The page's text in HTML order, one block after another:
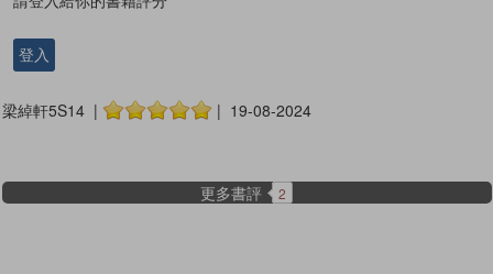
登入
梁綽軒5S14 | | 19-08-2024
更多書評 2